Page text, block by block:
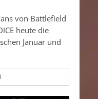
von Battlefield
heute die
Januar und